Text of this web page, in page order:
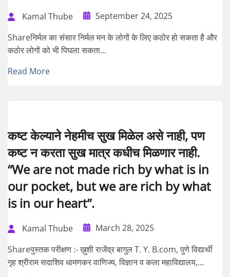
Kamal Thube
September 24, 2025
Shareनिर्मल का संसार निर्मल मन के लोगों के लिए कठोर हो सकता है और
कठोर लोगों को भी पिघला सकता...
Read More
कष्ट केल्याने नेहमीच सुख मिळेल असे नाही, पण
कष्ट न करता सुख मात्र कधीच मिळणार नाही.
“We are not made rich by what is in
our pocket, but we are rich by what
is in our heart”.
Kamal Thube
March 28, 2025
Shareपुस्तक परीक्षण :- ख़ुशी राजेंद्र बागुल T. Y. B.com, पुणे विद्यार्थी
गृह श्रीराम सदाशिव धामणकर वाणिज्य, विज्ञान व कला महाविद्यालय,...